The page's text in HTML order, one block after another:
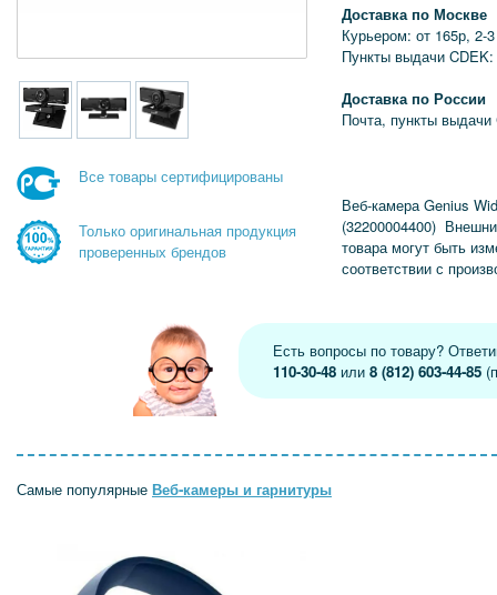
Все товары сертифицированы
Только оригинальная продукция
проверенных брендов
Доставка по Москве
Курьером: от 165р, 2-
Пункты выдачи
Доставка по России
Почта, пункты выдачи
Веб-камера Genius
(32200004400)
товара могут быть
соответствии с
Есть вопросы по товару?
110-30-48 или8 (812) 603-44-85
Самые популярные Веб-камеры и гарнитуры